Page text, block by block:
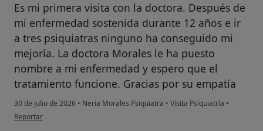
Es mi primera visita con la doctora. Después de
mi enfermedad sostenida durante 12 años e ir
a tres psiquiatras ninguno ha conseguido mi
mejoría. La doctora Morales le ha puesto
nombre a mi enfermedad y espero que el
tratamiento funcione. Gracias por su empatía
30 de julio de 2026 • Neria Morales Psiquiatra • Visita Psiquiatría •
en opinión del usuario MJ
Reportar